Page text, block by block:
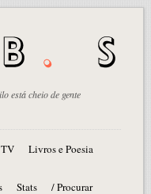
está cheio de gente
Livros e Poesia
Stats / Procurar